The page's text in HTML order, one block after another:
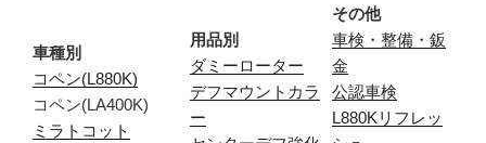
車種別
コペン(L880K)
コペン(LA400K)
ミラトコット
用品別
ダミーローター
デフマウントカラ
ー
その他
車検・整備・鈑
金
公認車検
L880Kリフレッ